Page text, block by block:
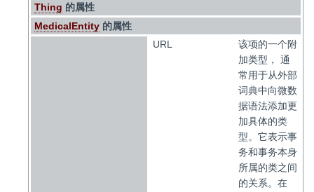
Thing 的属性
MedicalEntity 的属性
URL
该项的一个附
加类型， 通
常用于从外部
词典中向微数
据语法添加更
加具体的类
型。它表示事
务和事务本身
所属的类之间
的关系。在